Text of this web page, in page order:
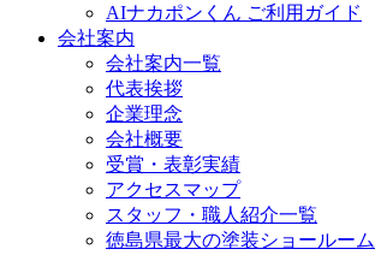
AIナカポンくん ご利用ガイド
会社案内
会社案内一覧
代表挨拶
企業理念
会社概要
受賞・表彰実績
アクセスマップ
スタッフ・職人紹介一覧
徳島県最大の塗装ショールーム